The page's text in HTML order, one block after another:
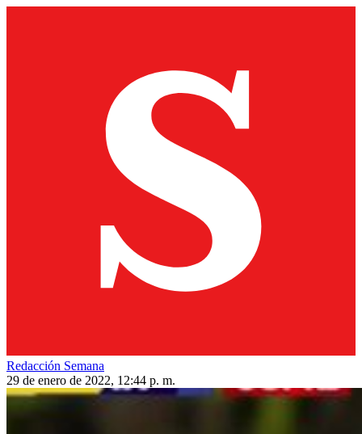
Redacción Semana
29 de enero de 2022, 12:44 p. m.